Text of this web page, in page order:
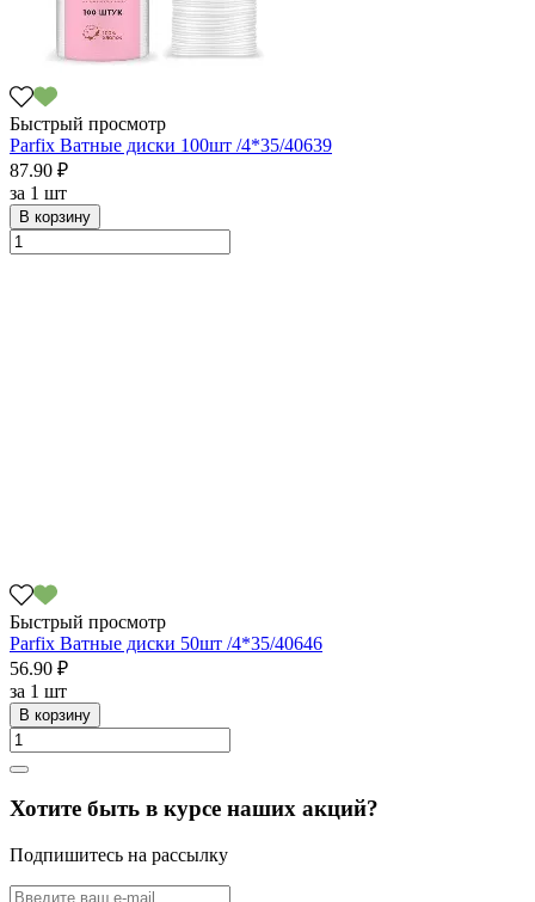
Быстрый просмотр
Parfix Ватные диски 100шт /4*35/40639
87.90 ₽
за 1 шт
В корзину
Быстрый просмотр
Parfix Ватные диски 50шт /4*35/40646
56.90 ₽
за 1 шт
В корзину
Хотите быть в курсе наших акций?
Подпишитесь на рассылку